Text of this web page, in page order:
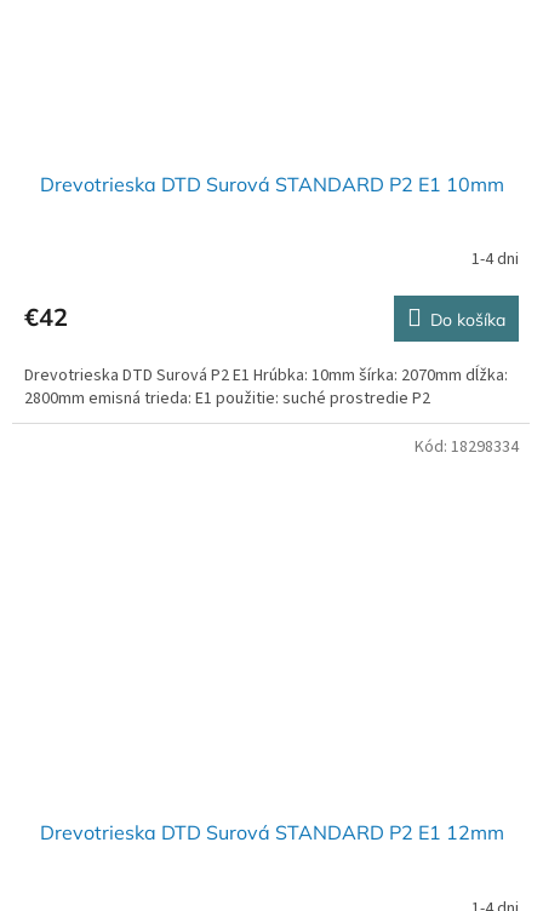
Drevotrieska DTD Surová STANDARD P2 E1 10mm
1-4 dni
€42 Do košíka
Drevotrieska DTD Surová P2 E1 Hrúbka: 10mm šírka: 2070mm dĺžka:
2800mm emisná trieda: E1 použitie: suché prostredie P2
Drevotrieska DTD Surová STANDARD P2 E1 12mm
Kód: 18298334